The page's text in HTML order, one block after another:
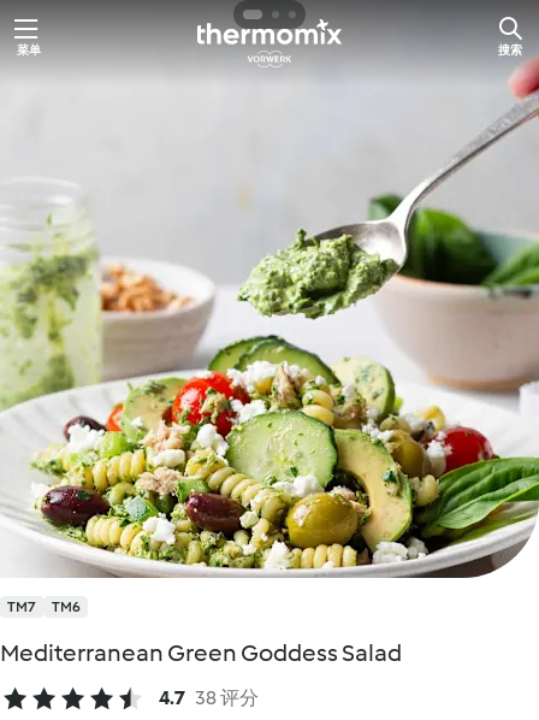
跳菜单 搜索
TM7 TM6
Mediterranean Green Goddess Salad
4.7 38 评分